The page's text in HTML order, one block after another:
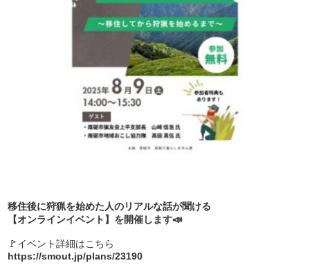
移住後に狩猟を始めた人のリアルな話が聞ける
【オンラインイベント】を開催します📣
🚩イベント詳細はこちら
https://smout.jp/plans/23190